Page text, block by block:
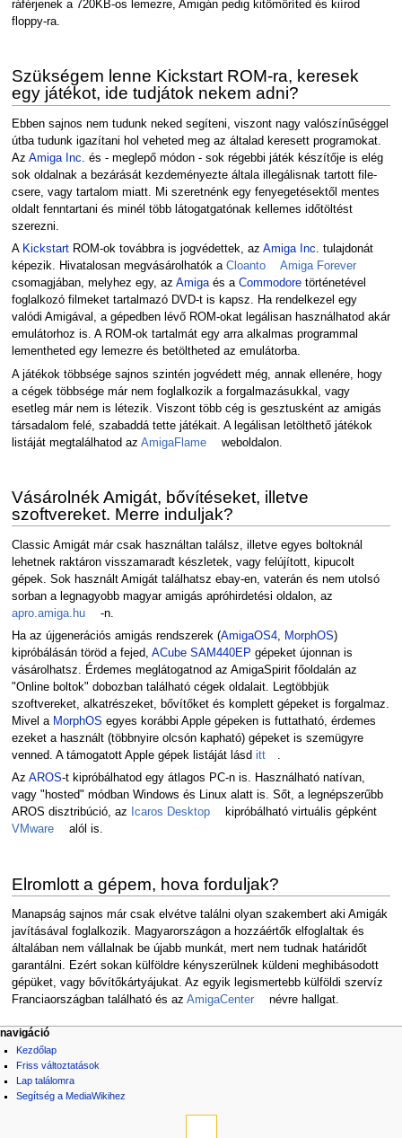
ráférjenek a 720KB-os lemezre, Amigán pedig kitömöríted és kiírod
floppy-ra.
Szükségem lenne Kickstart ROM-ra, keresek
egy játékot, ide tudjátok nekem adni?
Ebben sajnos nem tudunk neked segíteni, viszont nagy valószínűséggel
útba tudunk igazítani hol veheted meg az általad keresett programokat.
Az Amiga Inc. és - meglepő módon - sok régebbi játék készítője is elég
sok oldalnak a bezárását kezdeményezte általa illegálisnak tartott file-
csere, vagy tartalom miatt. Mi szeretnénk egy fenyegetésektől mentes
oldalt fenntartani és minél több látogatgatónak kellemes időtöltést
szerezni.
A KickstartROM-ok továbbra is jogvédettek, az Amiga Inc. tulajdonát
képezik. Hivatalosan megvásárolhatók a Cloanto
Amiga Forever
csomagjában, melyhez egy, az Amigaés a Commodoretörténetével
foglalkozó filmeket tartalmazó DVD-t is kapsz. Ha rendelkezel egy
valódi Amigával, a gépedben lévő ROM-okat legálisan használhatod akár
emulátorhoz is. A ROM-ok tartalmát egy arra alkalmas programmal
lementheted egy lemezre és betöltheted az emulátorba.
A játékok többsége sajnos szintén jogvédett még, annak ellenére, hogy
a cégek többsége már nem foglalkozik a forgalmazásukkal, vagy
esetleg már nem is létezik. Viszont több cég is gesztusként az amigás
társadalom felé, szabaddá tette játékait. A legálisan letölthető játékok
listáját megtalálhatod az AmigaFlame weboldalon.
Vásárolnék Amigát, bővítéseket, illetve
szoftvereket. Merre induljak?
Classic Amigát már csak használtan találsz, illetve egyes boltoknál
lehetnek raktáron visszamaradt készletek, vagy felújított, kipucolt
gépek. Sok használt Amigát találhatsz ebay-en, vaterán és nem utolsó
sorban a legnagyobb magyar amigás apróhirdetési oldalon, az
apro.amiga.hu
-n.
Ha az újgenerációs amigás rendszerek (AmigaOS4, MorphOS)
kipróbálásán töröd a fejed, ACube SAM440EP gépeket újonnan is
vásárolhatsz. Érdemes meglátogatnod az AmigaSpirit főoldalán az
"Online boltok" dobozban található cégek oldalait. Legtöbbjük
szoftvereket, alkatrészeket, bővítőket és komplett gépeket is forgalmaz.
Mivel a MorphOS egyes korábbi Apple gépeken is futtatható, érdemes
ezeket a használt (többnyire olcsón kapható) gépeket is szemügyre
venned. A támogatott Apple gépek listáját lásd itt
.
Az AROS-t kipróbálhatod egy átlagos PC-n is. Használható natívan,
vagy "hosted" módban Windows és Linux alatt is. Sőt, a legnépszerűbb
AROS disztribúció, az
Icaros Desktop
kipróbálható virtuális gépként
VMware
alól is.
Elromlott a gépem, hova forduljak?
Manapság sajnos már csak elvétve találni olyan szakembert aki Amigák
javításával foglalkozik. Magyarországon a hozzáértők elfoglaltak és
általában nem vállalnak be újabb munkát, mert nem tudnak határidőt
garantálni. Ezért sokan külföldre kényszerülnek küldeni meghibásodott
gépüket, vagy bővítőkártyájukat. Az egyik legismertebb külföldi szervíz
Franciaországban található és az AmigaCenter névre hallgat.
navigáció
Kezdőlap
Friss változtatások
Lap találomra
Segítség a MediaWikihez